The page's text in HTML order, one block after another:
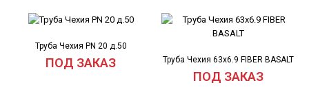
Труба Чехия PN 20 д.50
ПОД ЗАКАЗ Труба Чехия 63х6.9 FIBER BASALT
ПОД ЗАКАЗ